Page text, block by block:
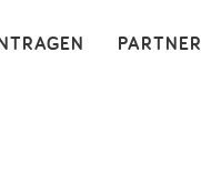
PARTNER